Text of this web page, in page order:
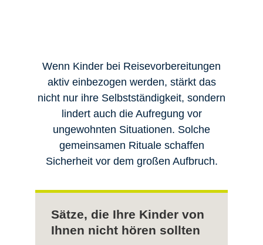
Wenn Kinder bei Reisevorbereitungen
aktiv einbezogen werden, stärkt das
nicht nur ihre Selbstständigkeit, sondern
lindert auch die Aufregung vor
ungewohnten Situationen. Solche
gemeinsamen Rituale schaffen
Sicherheit vor dem großen Aufbruch.
Sätze, die Ihre Kinder von
Ihnen nicht hören sollten